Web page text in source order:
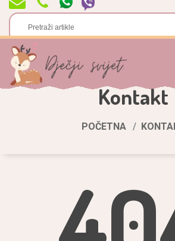
Kontakt
POČETNA